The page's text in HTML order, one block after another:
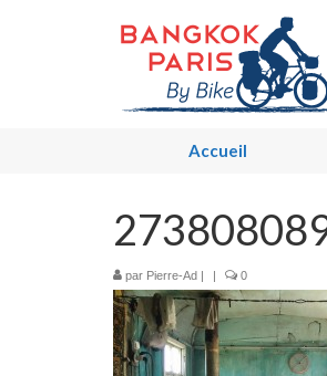
Accueil
par Pierre-Ad | | 0